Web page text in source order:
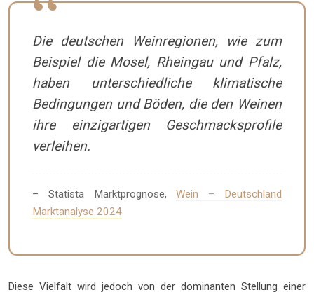
Die deutschen Weinregionen, wie zum
Beispiel die Mosel, Rheingau und Pfalz,
haben unterschiedliche klimatische
Bedingungen und Böden, die den Weinen
ihre einzigartigen Geschmacksprofile
verleihen.
– Statista Marktprognose,Wein – Deutschland
Marktanalyse 2024
Diese Vielfalt wird jedoch von der dominanten Stellung einer